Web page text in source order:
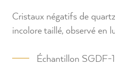
Cristaux négatifs de
incolore taillé, observé en
Échantillon SGDF-